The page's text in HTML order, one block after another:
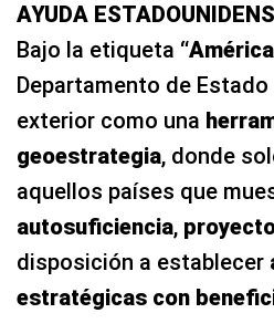
AYUDA
Bajo la etiqueta
Departamento de
exterior como una
geoestrategia, donde
aquellos países que
autosuficiencia,
disposición a establecer
estratégicas con